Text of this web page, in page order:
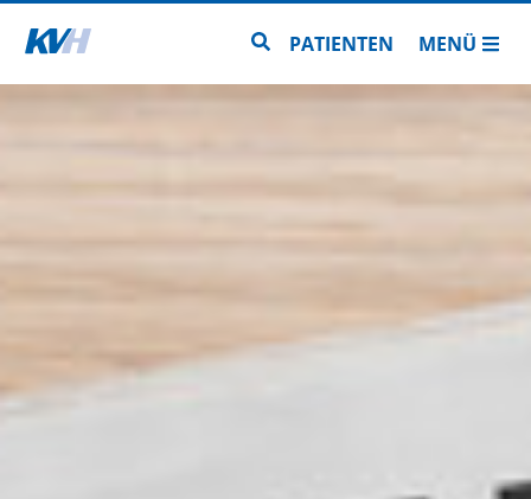
Zur Startseite Zur Seitensuche
PATIENTEN MENÜ